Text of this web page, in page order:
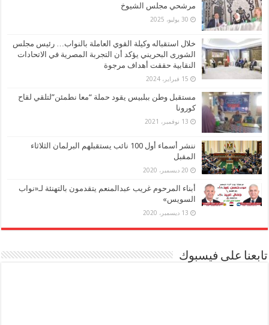
مرشحي مجلس الشيوخ
30 يوليو، 2025
خلال استقباله وكيلة القوي العاملة بالنواب… رئيس مجلس
الشورى البحريني يؤكد أن التجربة المصرية في الاتحادات
النقابية حققت أهداف مرجوة
15 فبراير، 2024
مستقبل وطن ببلبيس يقود حملة “معا نطمئن”لتلقي لقاح
كورونا
13 نوفمبر، 2021
ننشر أسماء أول 100 نائب يستقبلهم البرلمان الثلاثاء
المقبل
20 ديسمبر، 2020
أبناء المرحوم غريب عبدالمنعم يتقدمون بالتهنئة لـ«نواب
السويس»
13 ديسمبر، 2020
تابعنا على فيسبوك